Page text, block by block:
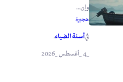
وإن...
هجيرة
فيأسنة الضياء.
_4 _أغسطس _2026